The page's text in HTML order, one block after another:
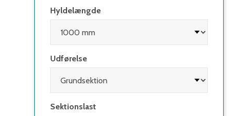
Hyldelængde
Udførelse
Sektionslast